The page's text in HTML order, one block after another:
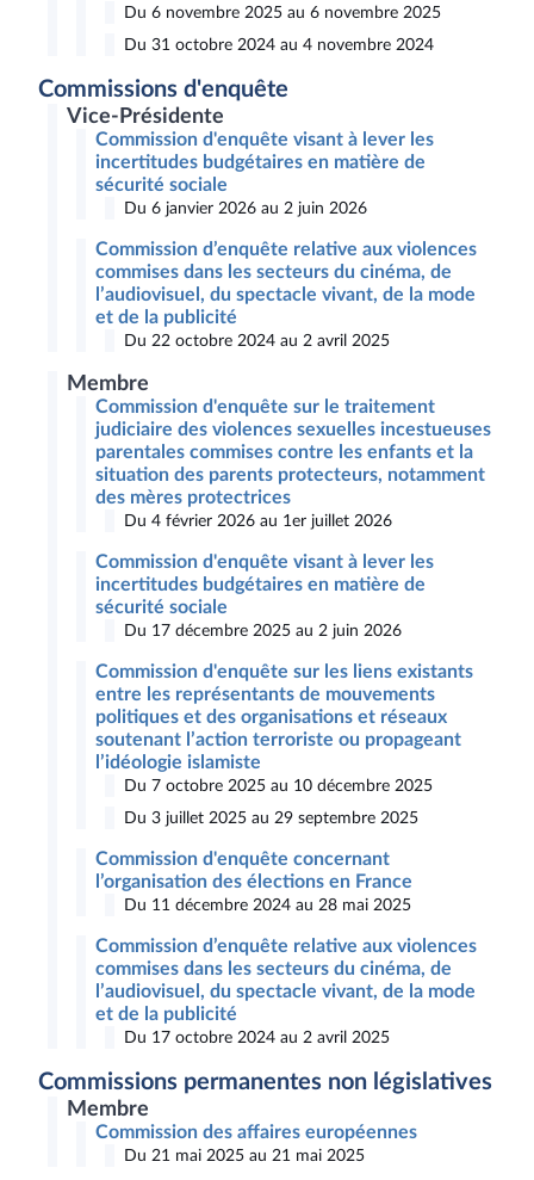
Du 6 novembre 2025 au 6 novembre 2025
Du 31 octobre 2024 au 4 novembre 2024
Commissions d'enquête
Vice-Présidente
Commission d'enquête visant à lever les
incertitudes budgétaires en matière de
sécurité sociale
Du 6 janvier 2026 au 2 juin 2026
Commission d’enquête relative aux violences
commises dans les secteurs du cinéma, de
l’audiovisuel, du spectacle vivant, de la mode
et de la publicité
Du 22 octobre 2024 au 2 avril 2025
Membre
Commission d'enquête sur le traitement
judiciaire des violences sexuelles incestueuses
parentales commises contre les enfants et la
situation des parents protecteurs, notamment
des mères protectrices
Du 4 février 2026 au 1er juillet 2026
Commission d'enquête visant à lever les
incertitudes budgétaires en matière de
sécurité sociale
Du 17 décembre 2025 au 2 juin 2026
Commission d'enquête sur les liens existants
entre les représentants de mouvements
politiques et des organisations et réseaux
soutenant l’action terroriste ou propageant
l’idéologie islamiste
Du 7 octobre 2025 au 10 décembre 2025
Du 3 juillet 2025 au 29 septembre 2025
Commission d'enquête concernant
l’organisation des élections en France
Du 11 décembre 2024 au 28 mai 2025
Commission d’enquête relative aux violences
commises dans les secteurs du cinéma, de
l’audiovisuel, du spectacle vivant, de la mode
et de la publicité
Du 17 octobre 2024 au 2 avril 2025
Commissions permanentes non législatives
Membre
Commission des affaires européennes
Du 21 mai 2025 au 21 mai 2025